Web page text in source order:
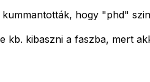
hogy "phd"
kb. kibaszni a faszba, mert